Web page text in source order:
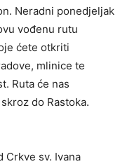
Neradni ponedjeljak
vođenu rutu
ćete otkriti
mlinice te
Ruta će nas
do Rastoka.
Crkve sv. Ivana